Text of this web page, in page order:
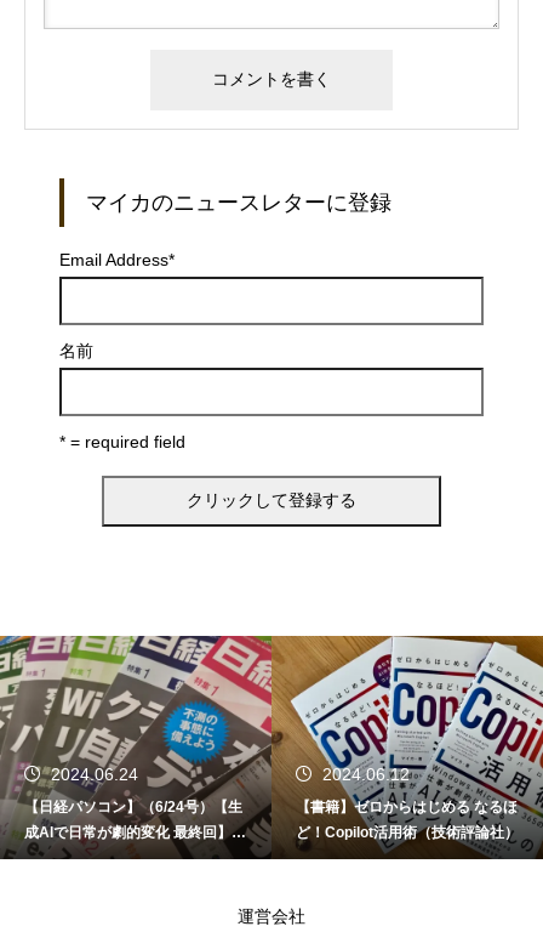
マイカのニュースレターに登録
Email Address*
名前
* = required field
2024.06.24
【日経パソコン】（6/24号）【生
成AIで日常が劇的変化 最終回】 A
I時代のアプリケーション／サービ
2024.06.12
【書籍】ゼロからはじめる なるほ
ど！Copilot活用術（技術評論社）
運営会社